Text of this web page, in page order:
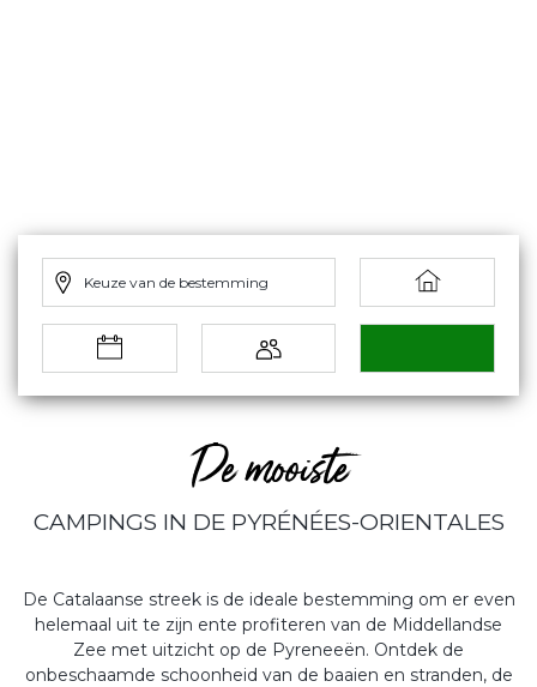
Keuze van de bestemming
De mooiste
CAMPINGS IN DE PYRÉNÉES-ORIENTALES
De Catalaanse streek is de ideale bestemming om er even
helemaal uit te zijn ente profiteren van de Middellandse
Zee met uitzicht op de Pyreneeën. Ontdek de
onbeschaamde schoonheid van de baaien en stranden, de